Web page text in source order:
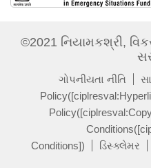
©2021 નિયામકશ્રી,
ગોપનીયતા નીતિ
Conditions])
ડિસ્ક્લેમર